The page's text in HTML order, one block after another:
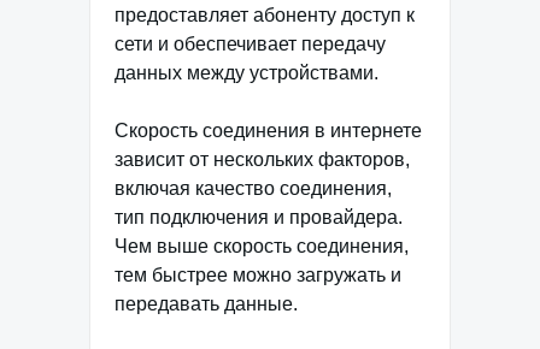
предоставляет абоненту доступ к
сети и обеспечивает передачу
данных между устройствами.
Скорость соединения в интернете
зависит от нескольких факторов,
включая качество соединения,
тип подключения и провайдера.
Чем выше скорость соединения,
тем быстрее можно загружать и
передавать данные.